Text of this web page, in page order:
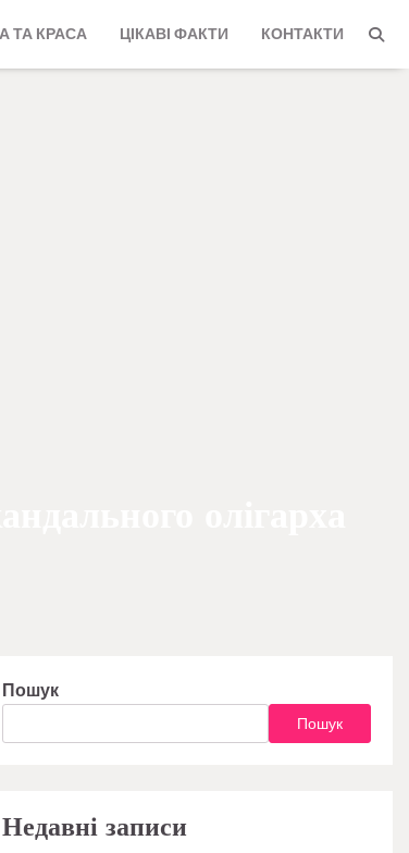
ТА КРАСА ЦІКАВІ ФАКТИ КОНТАКТИ
олігарха
Пошук
Пошук
Недавні записи